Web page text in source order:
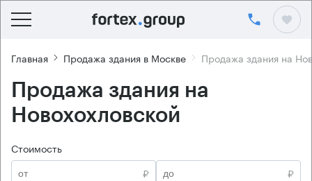
Главная Продажа здания в Москве Продажа здания на
Продажа здания на
Новохохловской
Стоимость
₽
₽